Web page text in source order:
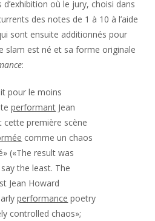
où le jury, choisi dans
des notes de 1 à 10 à l’aide
sont ensuite additionnés pour
slam est né et sa forme originale
:
pour le moins
performant Jean
cette première scène
comme un chaos
(«The result was
the least. The
Jean Howard
performance poetry
controlled chaos»;